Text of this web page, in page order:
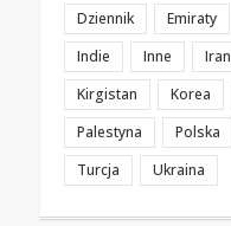
Dziennik
Emiraty
Indie
Inne Iran
Kirgistan
Korea
Palestyna
Polska
Turcja
Ukraina